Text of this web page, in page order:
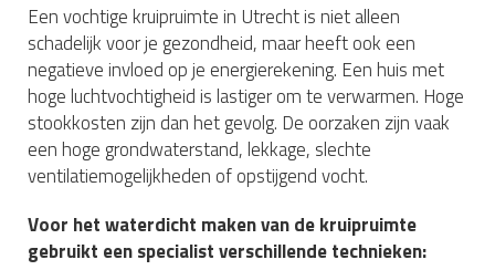
Een vochtige kruipruimte in Utrecht is niet alleen
schadelijk voor je gezondheid, maar heeft ook een
negatieve invloed op je energierekening. Een huis met
hoge luchtvochtigheid is lastiger om te verwarmen. Hoge
stookkosten zijn dan het gevolg. De oorzaken zijn vaak
een hoge grondwaterstand, lekkage, slechte
ventilatiemogelijkheden of opstijgend vocht.
Voor het waterdicht maken van de kruipruimte
gebruikt een specialist verschillende technieken: